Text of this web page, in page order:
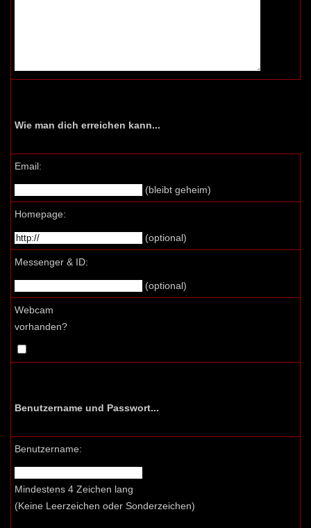
Wie man dich erreichen kann...
Email:
(bleibt geheim)
Homepage:
(optional)
Messenger & ID:
(optional)
Webcam
vorhanden?
Benutzername und Passwort...
Benutzername:
Mindestens 4 Zeichen lang
(Keine Leerzeichen oder Sonderzeichen)